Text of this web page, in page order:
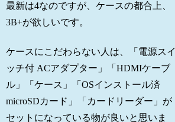
最新は4なのですが、ケースの都合上、
3B+が欲しいです。
ケースにこだわらない人は、「電源スイ
ッチ付 ACアダプター」「HDMIケーブ
ル」「ケース」「OSインストール済
microSDカード」「カードリーダー」が
セットになっている物が良いと思いま